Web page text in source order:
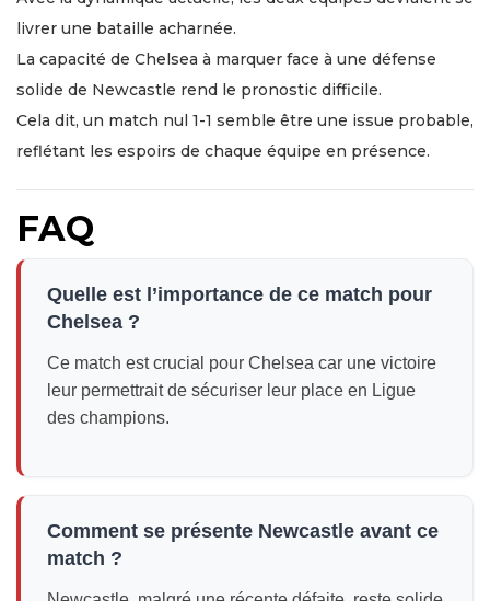
livrer une bataille acharnée.
La capacité de Chelsea à marquer face à une défense
solide de Newcastle rend le pronostic difficile.
Cela dit, un match nul 1-1 semble être une issue probable,
reflétant les espoirs de chaque équipe en présence.
FAQ
Quelle est l’importance de ce match pour
Chelsea ?
Ce match est crucial pour Chelsea car une victoire
leur permettrait de sécuriser leur place en Ligue
des champions.
Comment se présente Newcastle avant ce
match ?